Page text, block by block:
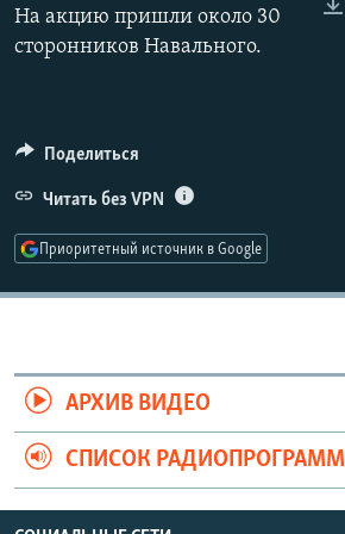
РАСПИСАНИЕ ВЕЩАНИЯ
ПОДПИШИТЕСЬ НА РАССЫЛКУ
Все сайты РСЕ/РС
На акцию пришли около 30
сторонников Навального.
Поделиться
Читать без VPN
Приоритетный источник в Google
АРХИВ ВИДЕО
СПИСОК РАДИОПРОГРАММ